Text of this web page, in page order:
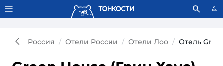
Тонкости используют сookie-файлы. Что это значит?
Россия Отели России Отели Лоо Отель